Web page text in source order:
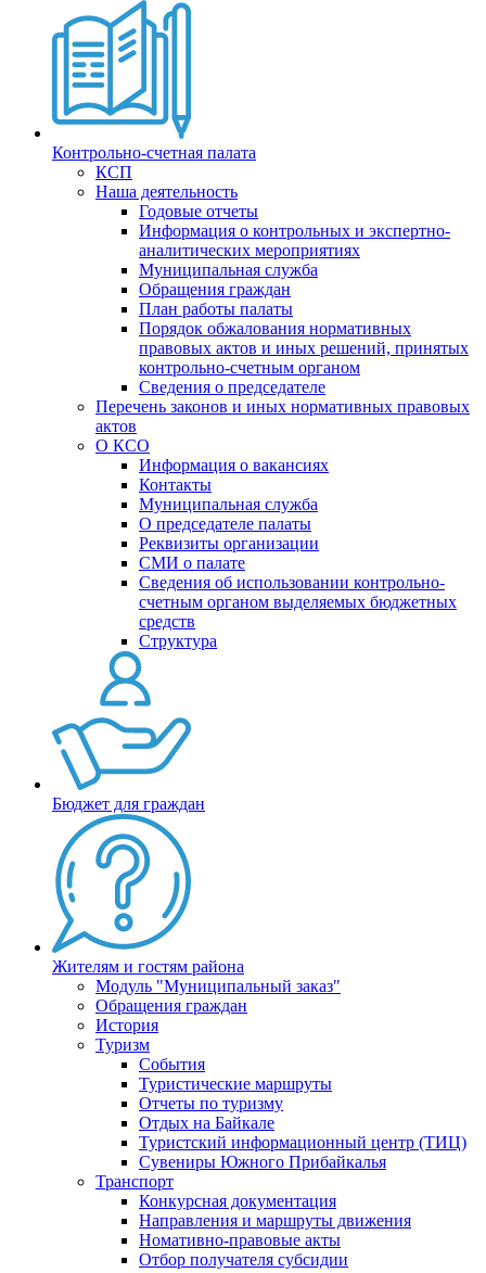
Контрольно-счетная палата
КСП
Наша деятельность
Годовые отчеты
Информация о контрольных и экспертно-
аналитических мероприятиях
Муниципальная служба
Обращения граждан
План работы палаты
Порядок обжалования нормативных
правовых актов и иных решений, принятых
контрольно-счетным органом
Сведения о председателе
Перечень законов и иных нормативных правовых
актов
О КСО
Информация о вакансиях
Контакты
Муниципальная служба
О председателе палаты
Реквизиты организации
СМИ о палате
Сведения об использовании контрольно-
счетным органом выделяемых бюджетных
средств
Структура
Бюджет для граждан
Жителям и гостям района
Модуль "Муниципальный заказ"
Обращения граждан
История
Туризм
События
Туристические маршруты
Отчеты по туризму
Отдых на Байкале
Туристский информационный центр (ТИЦ)
Сувениры Южного Прибайкалья
Транспорт
Конкурсная документация
Направления и маршруты движения
Номативно-правовые акты
Отбор получателя субсидии